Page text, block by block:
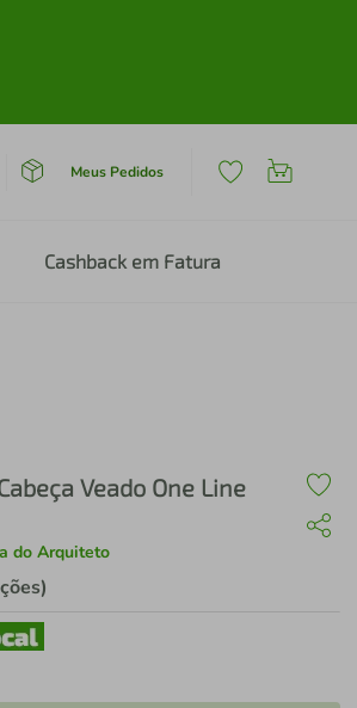
Meus Pedidos
Cashback em Fatura
Veado One Line
do Arquiteto